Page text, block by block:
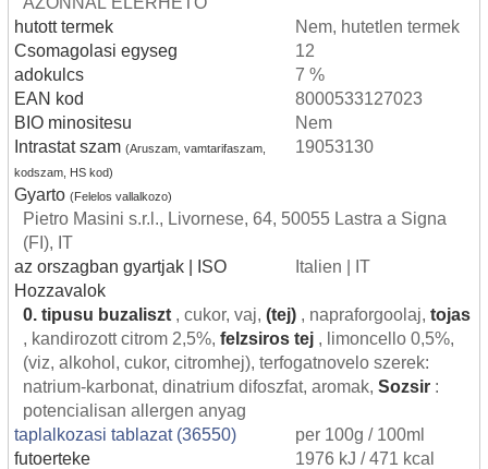
hutott termek
Nem, hutetlen termek
Csomagolasi egyseg
12
adokulcs
7 %
EAN kod
8000533127023
BIO minositesu
Nem
Intrastat szam (Aruszam, vamtarifaszam,
kodszam, HS kod)
19053130
Gyarto (Felelos vallalkozo)
Pietro Masini s.r.l., Livornese, 64, 50055 Lastra a Signa
(FI), IT
az orszagban gyartjak | ISO
Italien | IT
Hozzavalok
0. tipusu buzaliszt , cukor, vaj, (tej) , napraforgoolaj, tojas
, kandirozott citrom 2,5%, felzsiros tej , limoncello 0,5%,
(viz, alkohol, cukor, citromhej), terfogatnovelo szerek:
natrium-karbonat, dinatrium difoszfat, aromak, Sozsir :
potencialisan allergen anyag
taplalkozasi tablazat (36550)
per 100g / 100ml
futoerteke
1976 kJ / 471 kcal